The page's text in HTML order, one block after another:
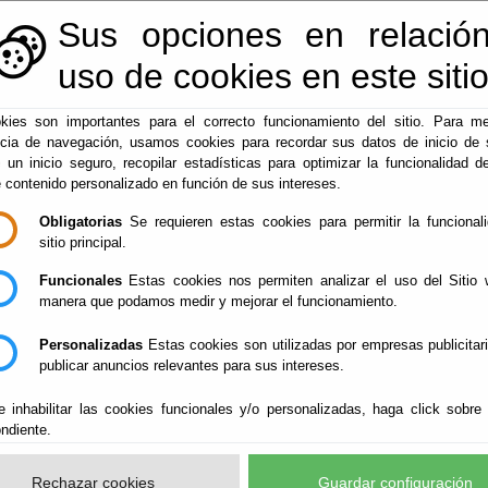
Sus opciones en
uso de cookies en este sitio
son importantes para el correcto funcionamiento del sitio. Para
de navegación, usamos cookies para recordar sus datos de inicio de
un inicio seguro, recopilar estadísticas para optimizar la funcionalidad
contenido personalizado en función de sus intereses.
Obligatorias Se requieren estas cookies para permitir la
sitio principal.
Funcionales Estas cookies nos permiten analizar el uso del Sitio
manera que podamos medir y mejorar el funcionamiento.
Personalizadas Estas cookies son utilizadas por empresas
publicar anuncios relevantes para sus intereses.
inhabilitar las cookies funcionales y/o personalizadas, haga click sobre
Rechazar cookies Guardar configuración
950128113 | centralita@macael.es
Electrónica Administración-e ▼ Macael